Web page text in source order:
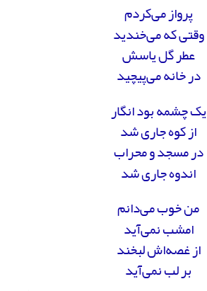
پرواز می‌کردم
وقتی که می‌خندید
عطر گل یاسش
در خانه می‌پیچید
یک چشمه بود انگار
از کوه جاری شد
در مسجد و محراب
اندوه جاری شد
من خوب می‌دانم
امشب نمی‌آید
از غصه‌اش لبخند
بر لب نمی‌آید